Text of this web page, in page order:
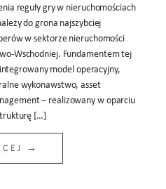
reguły gry w nieruchomościach
do grona najszybciej
w sektorze nieruchomości
Wschodniej. Fundamentem tej
model operacyjny,
wykonawstwo, asset
– realizowany w oparciu
[…]
→